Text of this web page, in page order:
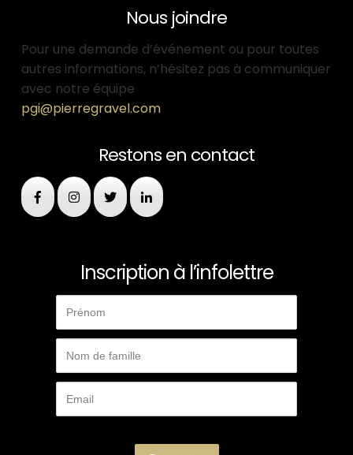
Nous joindre
Pour une demande d’événement ou pour toutes
autres informations, n’hésitez pas à communiquer
avec notre équipe
pgi@pierregravel.com
Restons en contact
Inscription à l’infolettre